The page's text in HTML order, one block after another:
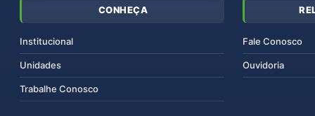
CONHEÇA
Institucional
Unidades
Trabalhe Conosco
Fale Conosco
Ouvidoria